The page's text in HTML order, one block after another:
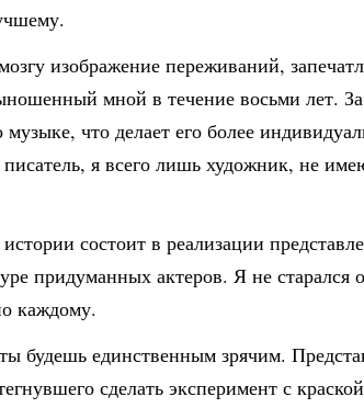
изображение переживаний,
мной в течение восьми лет.
музыке, что делает его более
я всего лишь художник, не
состоит в реализации
придуманных актеров. Я не
каждому.
единственным зрячим.
сделать эксперимент с